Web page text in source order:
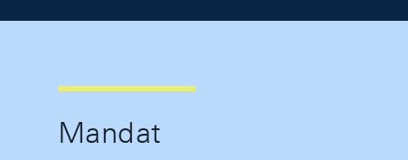
Mandat